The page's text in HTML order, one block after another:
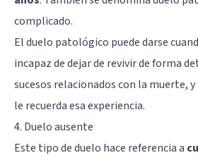
complicado.
El duelo patológico puede darse
incapaz de dejar de revivir de forma
sucesos relacionados con la muerte,
le recuerda esa experiencia.
4. Duelo ausente
Este tipo de duelo hace referencia a